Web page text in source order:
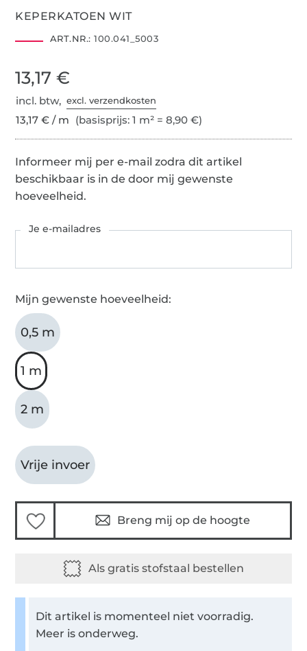
KEPERKATOEN WIT
ART.NR.: 100.041_5003
13,17 €
incl. btw,excl. verzendkosten
13,17 € / m (basisprijs: 1 m² = 8,90 €)
Informeer mij per e-mail zodra dit artikel
beschikbaar is in de door mij gewenste
hoeveelheid.
Je e-mailadres
Mijn gewenste hoeveelheid:
0,5 m
1 m
2 m
Vrije invoer
Breng mij op de hoogte
Dit artikel is momenteel niet voorradig.
Meer is onderweg.